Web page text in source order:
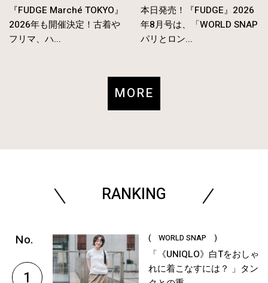
『FUDGE Marché TOKYO』
2026年も開催決定！古着や
フリマ、ハ...
本日発売！『FUDGE』2026
年8月号は、「WORLD SNAP
パリとロン...
MORE
RANKING
1
( WORLD SNAP )
「《UNIQLO》白Tをおしゃ
れに着こなすには？ 」タン